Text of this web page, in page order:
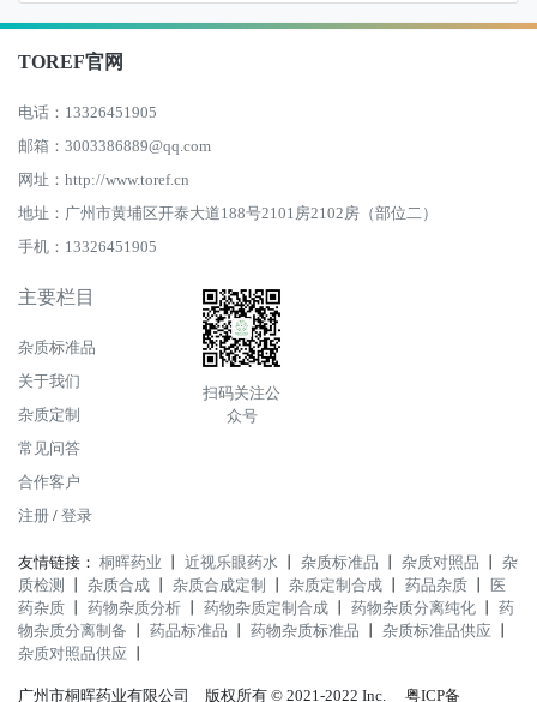
TOREF官网
电话：13326451905
邮箱：3003386889@qq.com
网址：http://www.toref.cn
地址：广州市黄埔区开泰大道188号2101房2102房（部位二）
手机：13326451905
主要栏目
杂质标准品
关于我们
杂质定制
常见问答
合作客户
注册 / 登录
扫码关注公
众号
友情链接： 桐晖药业 近视乐眼药水 杂质标准品 杂质对照品
杂
质检测
杂质合成 杂质合成定制 杂质定制合成 药品杂质
医
药杂质
药物杂质分析 药物杂质定制合成 药物杂质分离纯化
药
物杂质分离制备
药品标准品 药物杂质标准品 杂质标准品供应
杂质对照品供应
广州市桐晖药业有限公司 版权所有 © 2021-2022 Inc. 粤ICP备